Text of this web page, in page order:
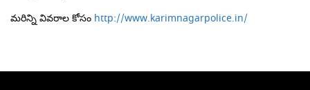
మరిన్ని వివరాల కోసం http://www.karimnagarpolice.in/